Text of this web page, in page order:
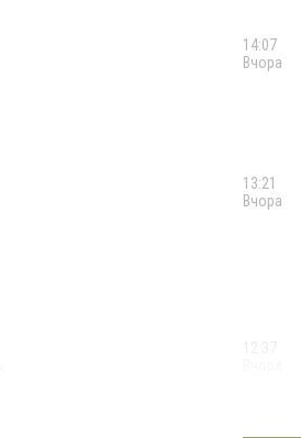
14:07
Вчора
13:21
Вчора